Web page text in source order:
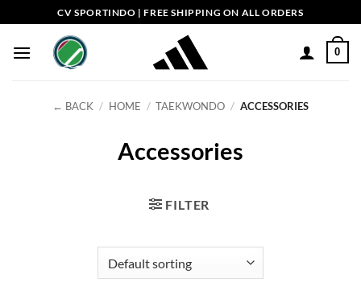
to
content
CV SPORTINDO | FREE SHIPPING ON ALL ORDERS
0
Accessories
← BACK / HOME / TAEKWONDO / ACCESSORIES
FILTER